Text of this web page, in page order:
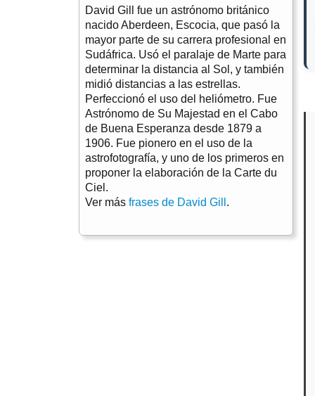
David Gill fue un astrónomo británico
nacido Aberdeen, Escocia, que pasó la
mayor parte de su carrera profesional en
Sudáfrica. Usó el paralaje de Marte para
determinar la distancia al Sol, y también
midió distancias a las estrellas.
Perfeccionó el uso del heliómetro. Fue
Astrónomo de Su Majestad en el Cabo
de Buena Esperanza desde 1879 a
1906. Fue pionero en el uso de la
astrofotografía, y uno de los primeros en
proponer la elaboración de la Carte du
Ciel.
Ver más frases de David Gill .